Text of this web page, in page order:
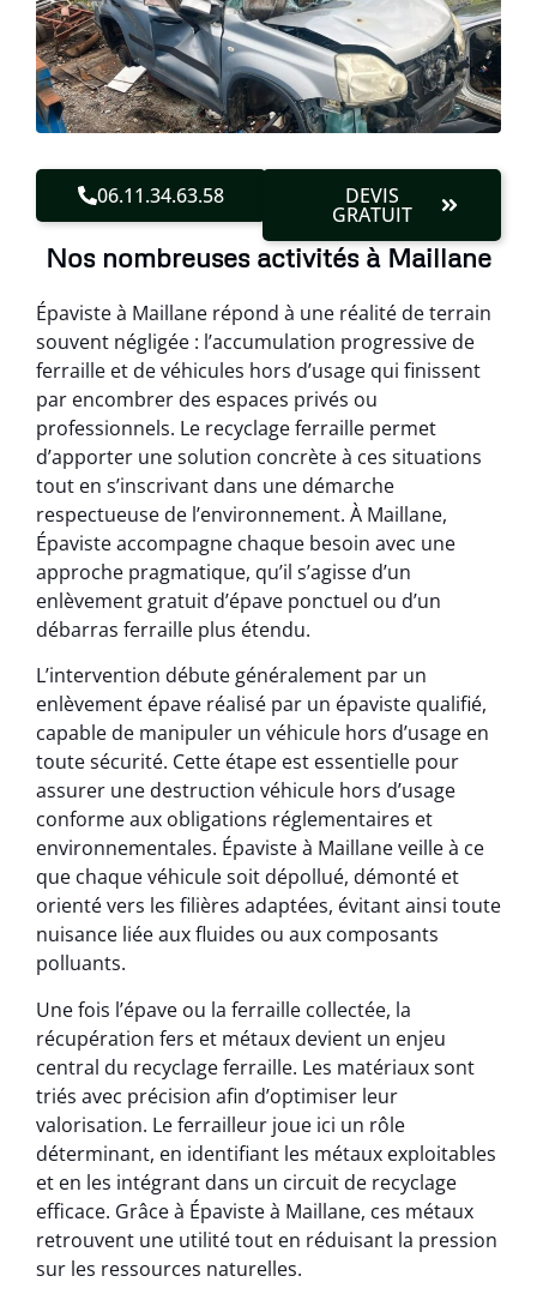
06.11.34.63.58 DEVIS
GRATUIT
Nos nombreuses activités à Maillane
Épaviste à Maillane répond à une réalité de terrain
souvent négligée : l’accumulation progressive de
ferraille et de véhicules hors d’usage qui finissent
par encombrer des espaces privés ou
professionnels. Le recyclage ferraille permet
d’apporter une solution concrète à ces situations
tout en s’inscrivant dans une démarche
respectueuse de l’environnement. À Maillane,
Épaviste accompagne chaque besoin avec une
approche pragmatique, qu’il s’agisse d’un
enlèvement gratuit d’épave ponctuel ou d’un
débarras ferraille plus étendu.
L’intervention débute généralement par un
enlèvement épave réalisé par un épaviste qualifié,
capable de manipuler un véhicule hors d’usage en
toute sécurité. Cette étape est essentielle pour
assurer une destruction véhicule hors d’usage
conforme aux obligations réglementaires et
environnementales. Épaviste à Maillane veille à ce
que chaque véhicule soit dépollué, démonté et
orienté vers les filières adaptées, évitant ainsi toute
nuisance liée aux fluides ou aux composants
polluants.
Une fois l’épave ou la ferraille collectée, la
récupération fers et métaux devient un enjeu
central du recyclage ferraille. Les matériaux sont
triés avec précision afin d’optimiser leur
valorisation. Le ferrailleur joue ici un rôle
déterminant, en identifiant les métaux exploitables
et en les intégrant dans un circuit de recyclage
efficace. Grâce à Épaviste à Maillane, ces métaux
retrouvent une utilité tout en réduisant la pression
sur les ressources naturelles.